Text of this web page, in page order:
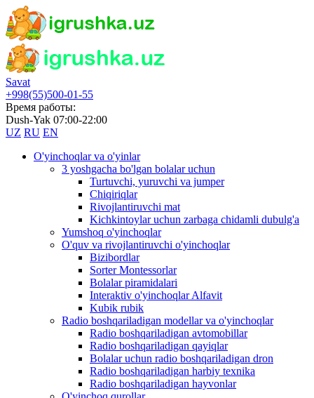
Savat
+998(55)500-01-55
Время работы:
Dush-Yak 07:00-22:00
UZ RU EN
O'yinchoqlar va o'yinlar
3 yoshgacha bo'lgan bolalar uchun
Turtuvchi, yuruvchi va jumper
Chiqiriqlar
Rivojlantiruvchi mat
Kichkintoylar uchun zarbaga chidamli dubulg'a
Yumshoq o'yinchoqlar
O'quv va rivojlantiruvchi o'yinchoqlar
Bizibordlar
Sorter Montessorlar
Bolalar piramidalari
Interaktiv o'yinchoqlar Alfavit
Kubik rubik
Radio boshqariladigan modellar va o'yinchoqlar
Radio boshqariladigan avtomobillar
Radio boshqariladigan qayiqlar
Bolalar uchun radio boshqariladigan dron
Radio boshqariladigan harbiy texnika
Radio boshqariladigan hayvonlar